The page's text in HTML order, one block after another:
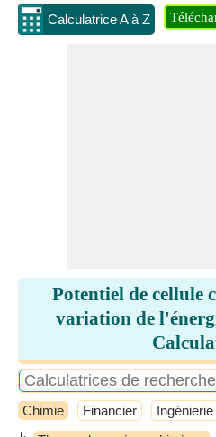
Calculatrice A à Z
Potentiel de cellule
variation de
Chimie Financier Ingénierie